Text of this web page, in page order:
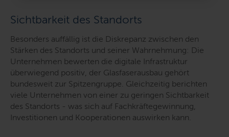
Sichtbarkeit des Standorts
Besonders auffällig ist die Diskrepanz zwischen den
Stärken des Standorts und seiner Wahrnehmung: Die
Unternehmen bewerten die digitale Infrastruktur
überwiegend positiv, der Glasfaserausbau gehört
bundesweit zur Spitzengruppe. Gleichzeitig berichten
viele Unternehmen von einer zu geringen Sichtbarkeit
des Standorts - was sich auf Fachkräftegewinnung,
Investitionen und Kooperationen auswirken kann.